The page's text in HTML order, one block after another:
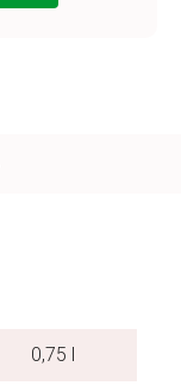
0,75 l